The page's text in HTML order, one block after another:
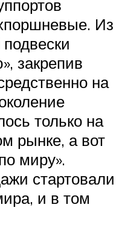
Из
закрепив
на
только на
рынке, а вот
миру».
стартовали
и в том